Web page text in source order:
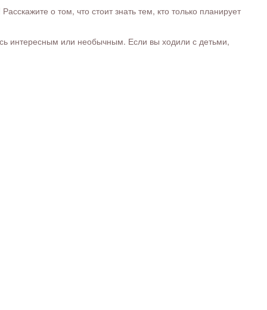
о том, что стоит знать тем, кто только планирует
интересным или необычным. Если вы ходили с детьми,